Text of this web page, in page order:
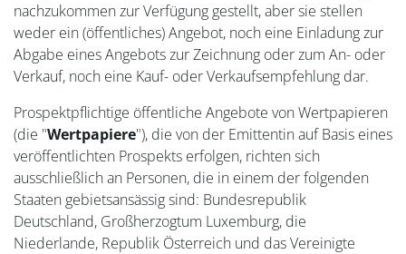
nachzukommen zur Verfügung gestellt, aber sie stellen
weder ein (öffentliches) Angebot, noch eine Einladung zur
Abgabe eines Angebots zur Zeichnung oder zum An- oder
Verkauf, noch eine Kauf- oder Verkaufsempfehlung dar.
Prospektpflichtige öffentliche Angebote von Wertpapieren
(die "Wertpapiere"), die von der Emittentin auf Basis eines
veröffentlichten Prospekts erfolgen, richten sich
ausschließlich an Personen, die in einem der folgenden
Staaten gebietsansässig sind: Bundesrepublik
Deutschland, Großherzogtum Luxemburg, die
Niederlande, Republik Österreich und das Vereinigte